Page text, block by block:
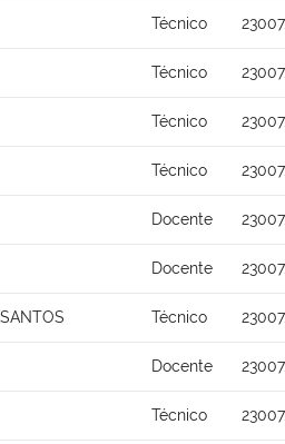
Técnico
Técnico
Técnico
Técnico
Docente
Docente
Técnico
Docente
Técnico